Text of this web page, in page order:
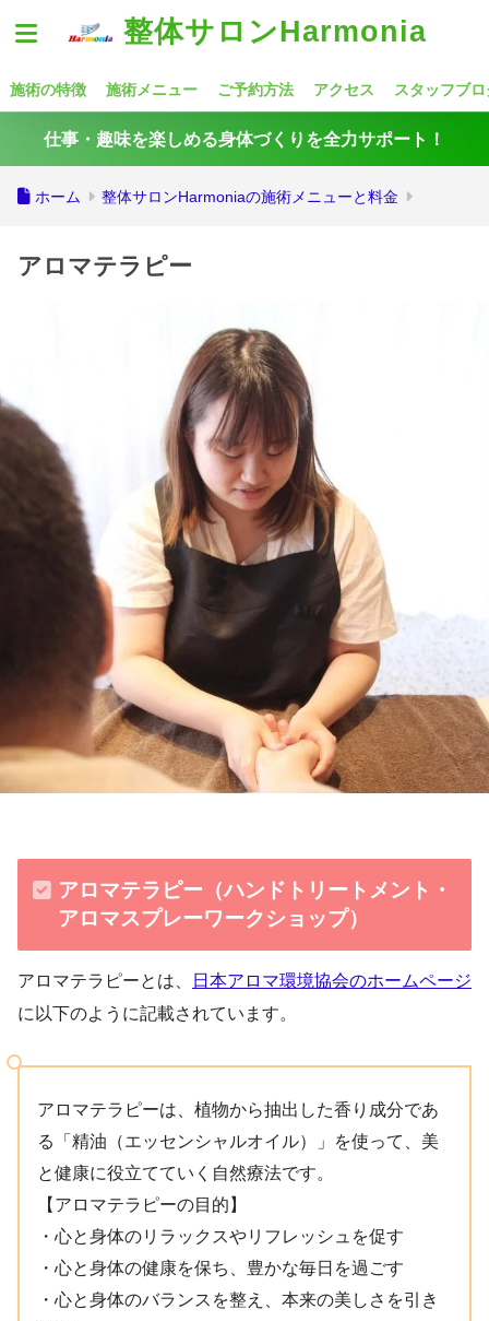
整体サロンHarmonia
施術の特徴 施術メニュー ご予約方法 アクセス スタッフブロ
仕事・趣味を楽しめる身体づくりを全力サポート！
ホーム 整体サロンHarmoniaの施術メニューと料金
アロマテラピー
アロマテラピー（ハンドトリートメント・
アロマスプレーワークショップ）
アロマテラピーとは、
日本アロマ環境協会のホームページ
に以下のように記載されています。
アロマテラピーは、植物から抽出した香り成分であ
る「精油（エッセンシャルオイル）」を使って、美
と健康に役立てていく自然療法です。
【アロマテラピーの目的】
・心と身体のリラックスやリフレッシュを促す
・心と身体の健康を保ち、豊かな毎日を過ごす
・心と身体のバランスを整え、本来の美しさを引き